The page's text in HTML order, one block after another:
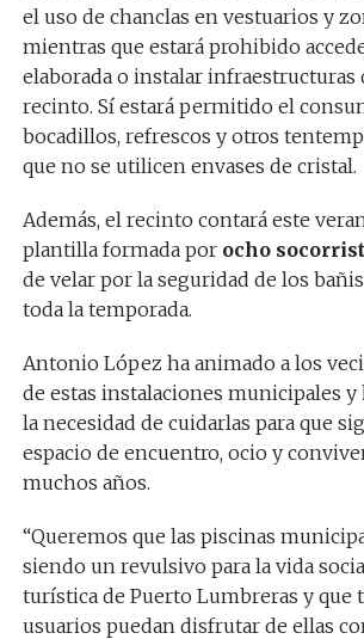
el uso de chanclas en vestuarios y
mientras que estará prohibido
elaborada o instalar infraestructuras
recinto. Sí estará permitido el
bocadillos, refrescos y otros
que no se utilicen envases de cristal.
Además, el recinto contará este
plantilla formada por ocho
de velar por la seguridad de los
toda la temporada.
Antonio López ha animado a los
de estas instalaciones municipales
la necesidad de cuidarlas para que
espacio de encuentro, ocio y
muchos años.
“Queremos que las piscinas
siendo un revulsivo para la vida
turística de Puerto Lumbreras y que
usuarios puedan disfrutar de ellas